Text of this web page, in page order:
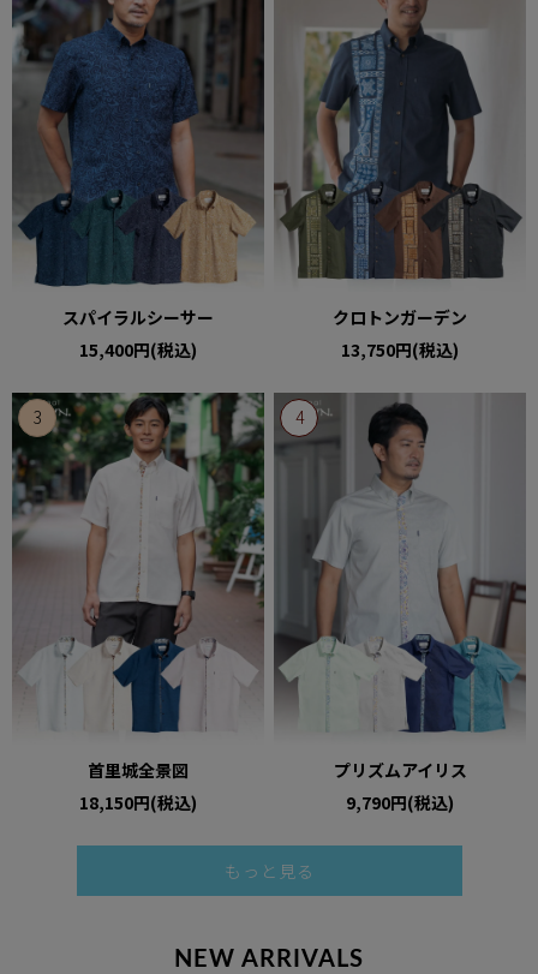
スパイラルシーサー
15,400円(税込)
クロトンガーデン
13,750円(税込)
首里城全景図
18,150円(税込)
プリズムアイリス
9,790円(税込)
もっと見る
NEW ARRIVALS